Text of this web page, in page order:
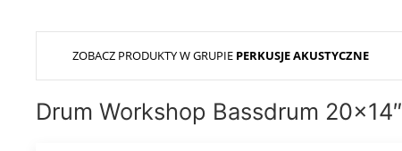
ZOBACZ PRODUKTY W GRUPIE PERKUSJE AKUSTYCZNE
Drum Workshop Bassdrum 20x14″